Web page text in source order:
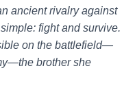
ancient rivalry against
fight and survive.
on the battlefield—
brother she